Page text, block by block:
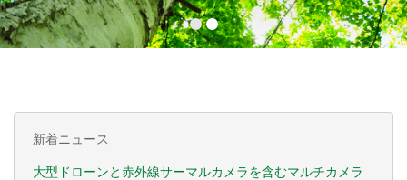
新着ニュース
大型ドローンと赤外線サーマルカメラを含むマルチカメラ